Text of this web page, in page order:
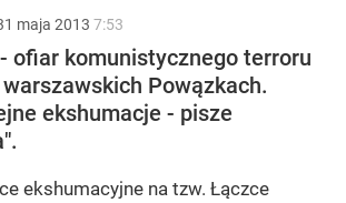
maja 2013 7:53
- ofiar komunistycznego terroru
Powązkach.
ekshumacje - pisze
ekshumacyjne na tzw. Łączce